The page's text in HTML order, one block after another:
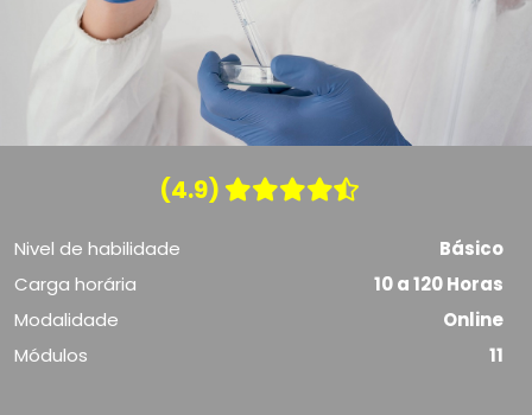
(4.9)
Nivel de habilidade
Básico
Carga horária
10 a 120 Horas
Modalidade
Online
Módulos
11